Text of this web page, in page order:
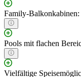
Family-
Pools mit flachen
Vielfältige